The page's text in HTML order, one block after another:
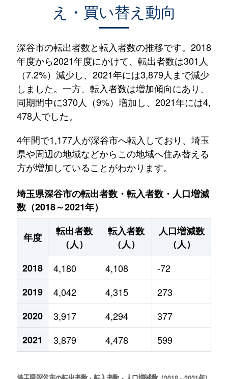
え・買い替え動向
深谷市の転出者数と転入者数の推移です。2018
年度から2021年度にかけて、転出者数は301人
（7.2%）減少し、2021年には3,879人まで減少
しました。一方、転入者数は増加傾向にあり、
同期間中に370人（9%）増加し、2021年には4,
478人でした。
4年間で1,177人が深谷市へ転入しており、埼玉
県や周辺の地域などからこの地域へ住み替える
方が増加していることがわかります。
埼玉県深谷市の転出者数・転入者数・人口増減
数（2018～2021年）
年度
転出者数
（人）
転入者数
（人）
人口増減数
（人）
2018
4,180 4,108
-72
2019
4,042 4,315
273
2020
3,917 4,294
377
2021
3,879 4,478 599